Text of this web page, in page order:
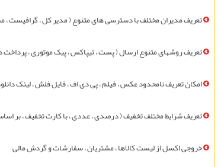
تعريف مديران مختلف با دسترسی های متنوع ( مدیر کل ، گرافيست ،
تعريف روشهای متنوع ارسال ( پست ، تيپاکس ، پيک موتوری ،
امکان تعريف نامحدود عکس ، فيلم ، پی دی اف ، فايل فلش ، لينک
تعريف شرايط مختلف تخفيف ( درصدی ، عددی ، با کارت تخفيف ، بر
خروجی اکسل از لیست کالاها ، مشتريان ، سفارشات و گردش مالی